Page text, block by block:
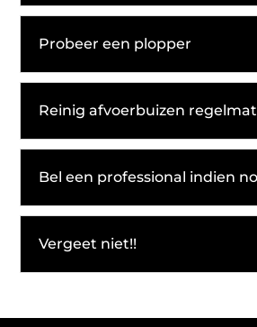
Probeer een plopper
Reinig afvoerbuizen
Bel een professional indien
Vergeet niet!!